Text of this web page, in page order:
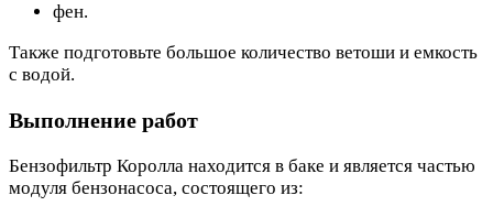
фен.
Также подготовьте большое количество ветоши и емкость
с водой.
Выполнение работ
Бензофильтр Королла находится в баке и является частью
модуля бензонасоса, состоящего из: